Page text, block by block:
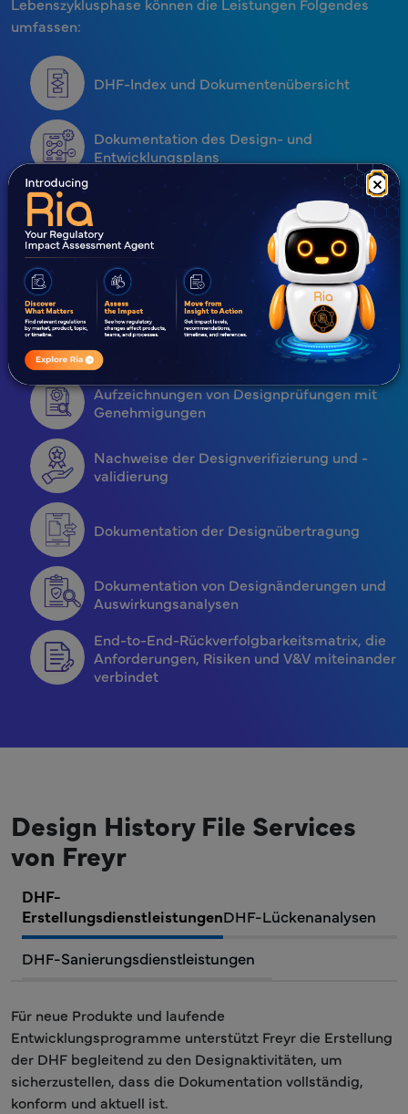
×
umfassen:
DHF-Index und Dokumentenübersicht
Dokumentation des Design- und
Entwicklungsplans
Dokumentation der Zweckbestimmung und
der Anwenderanforderungen
Design-Eingaben und Design-Ergebnisse
Aufzeichnungen zum Risikomanagement und
zur Gefahrenanalyse
Aufzeichnungen von Designprüfungen mit
Genehmigungen
Nachweise der Designverifizierung und -
validierung
Dokumentation der Designübertragung
Dokumentation von Designänderungen und
Auswirkungsanalysen
End-to-End-Rückverfolgbarkeitsmatrix, die
Anforderungen, Risiken und V&V miteinander
verbindet
Design History File Services
von Freyr
DHF-
ErstellungsdienstleistungenDHF-Lückenanalysen
DHF-Sanierungsdienstleistungen
Für neue Produkte und laufende
Entwicklungsprogramme unterstützt Freyr die Erstellung
der DHF begleitend zu den Designaktivitäten, um
sicherzustellen, dass die Dokumentation vollständig,
konform und aktuell ist.